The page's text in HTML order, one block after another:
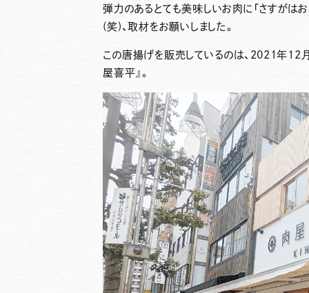
弾力のあるとても美味しいお肉に「さすが
(笑)、取材をお願いしました。
この唐揚げを販売しているのは、2021年12
屋喜平』。